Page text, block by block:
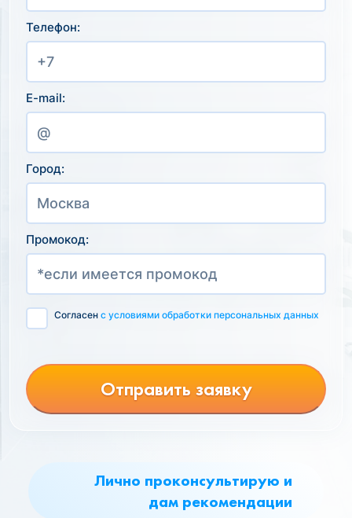
Лично проконсультирую и
дам рекомендации
Телефон:
E-mail:
Город:
Промокод:
Согласен с условиями обработки персональных данных
Отправить заявку